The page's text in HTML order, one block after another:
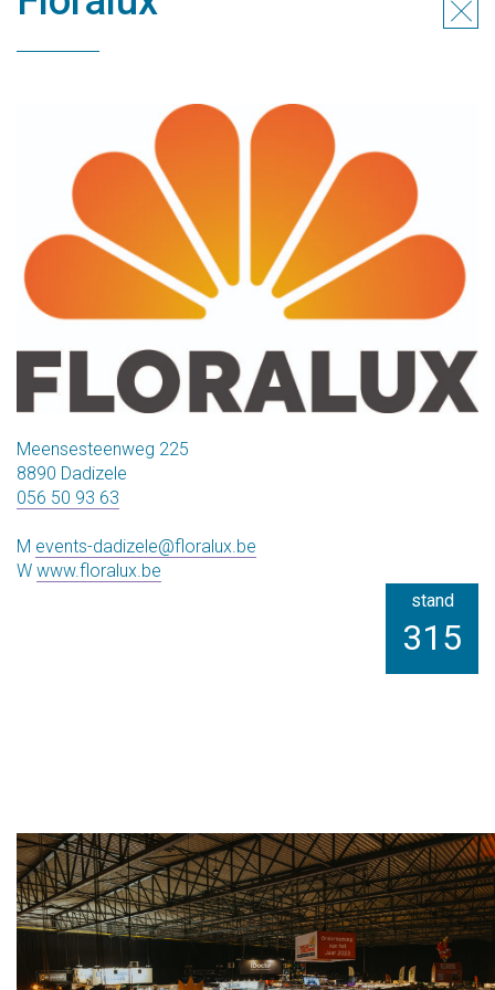
Meensesteenweg 225
8890 Dadizele
056 50 93 63
M events-dadizele@floralux.be
W www.floralux.be
stand
315